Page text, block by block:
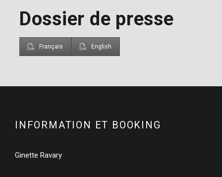
Dossier de presse
Français English
INFORMATION ET BOOKING
Ginette Ravary